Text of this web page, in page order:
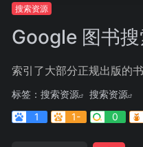
搜索资源
Google 图书
索引了大部分正规出版的
标签： 搜索资源
搜索资源
1
1- 0